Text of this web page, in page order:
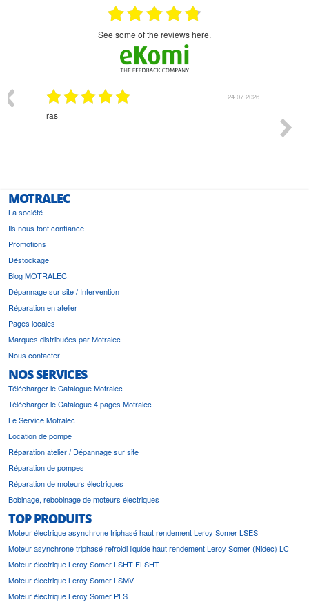
see some of the reviews here.
24.07.2026
l'écoute du client et très aimable - cherchant toujours la
bonne solution et le matériel convenant à l'usage qui en
MOTRALEC
La société
Ils nous font confiance
Promotions
Déstockage
Blog MOTRALEC
Dépannage sur site / Intervention
Réparation en atelier
Pages locales
Marques distribuées par Motralec
Nous contacter
NOS SERVICES
Télécharger le Catalogue Motralec
Télécharger le Catalogue 4 pages Motralec
Le Service Motralec
Location de pompe
Réparation atelier / Dépannage sur site
Réparation de pompes
Réparation de moteurs électriques
Bobinage, rebobinage de moteurs électriques
TOP PRODUITS
Moteur électrique asynchrone triphasé haut rendement Leroy Somer LSES
Moteur asynchrone triphasé refroidi liquide haut rendement Leroy Somer (Nidec) LC
Moteur électrique Leroy Somer LSHT-FLSHT
Moteur électrique Leroy Somer LSMV
Moteur électrique Leroy Somer PLS